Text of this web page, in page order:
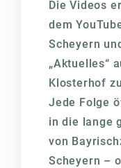
Die Videos
dem
Scheyern
„Aktuelles“
Klosterhof
Jede Folge
in die lange
von
Scheyern –